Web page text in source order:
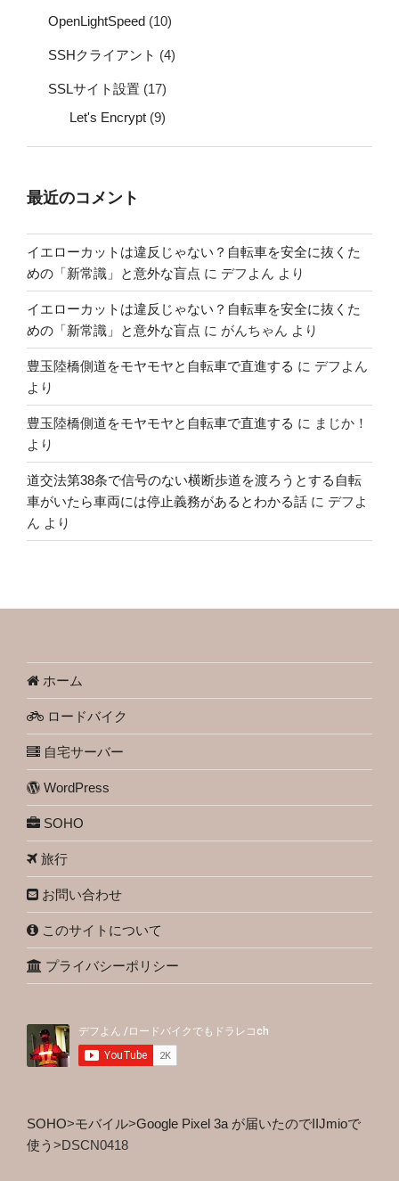
OpenLightSpeed (10)
SSHクライアント (4)
SSLサイト設置 (17)
Let's Encrypt (9)
最近のコメント
イエローカットは違反じゃない？自転車を安全に抜くた
めの「新常識」と意外な盲点 に デフよん より
イエローカットは違反じゃない？自転車を安全に抜くた
めの「新常識」と意外な盲点 に がんちゃん より
豊玉陸橋側道をモヤモヤと自転車で直進する に デフよん
より
豊玉陸橋側道をモヤモヤと自転車で直進する に まじか！
より
道交法第38条で信号のない横断歩道を渡ろうとする自転
車がいたら車両には停止義務があるとわかる話 に デフよ
ん より
ホーム
ロードバイク
自宅サーバー
WordPress
SOHO
旅行
お問い合わせ
このサイトについて
プライバシーポリシー
SOHO>モバイル>Google Pixel 3a が届いたのでIIJmioで
使う >DSCN0418